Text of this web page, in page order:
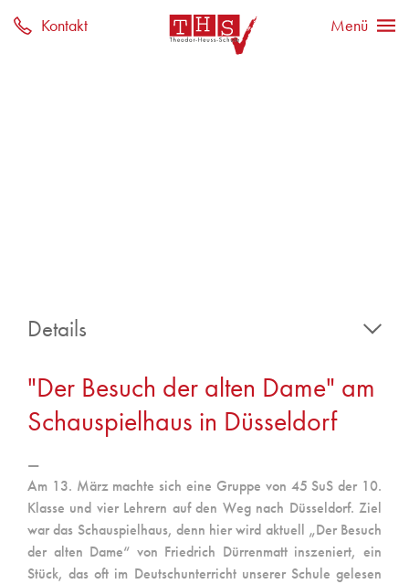
Details
Zina Akkulak, Klasse 10c
Fahrten und Ausflüge
"Der Besuch der alten Dame" am
Schauspielhaus in Düsseldorf
Am 13. März machte sich eine Gruppe von 45 SuS der 10.
Klasse und vier Lehrern auf den Weg nach Düsseldorf. Ziel
war das Schauspielhaus, denn hier wird aktuell „Der Besuch
der alten Dame“ von Friedrich Dürrenmatt inszeniert, ein
Stück, das oft im Deutschunterricht unserer Schule gelesen